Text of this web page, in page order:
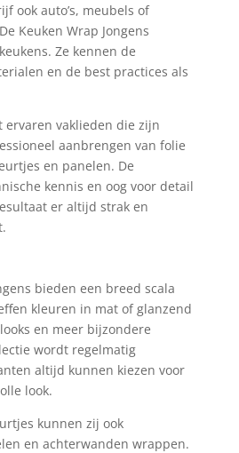
ook auto’s, meubels of
Keuken Wrap Jongens
Ze kennen de
en de best practices als
ervaren vaklieden die zijn
aanbrengen van folie
en panelen. De
kennis en oog voor detail
er altijd strak en
bieden een breed scala
kleuren in mat of glanzend
en meer bijzondere
wordt regelmatig
altijd kunnen kiezen voor
look.
kunnen zij ook
en achterwanden wrappen.